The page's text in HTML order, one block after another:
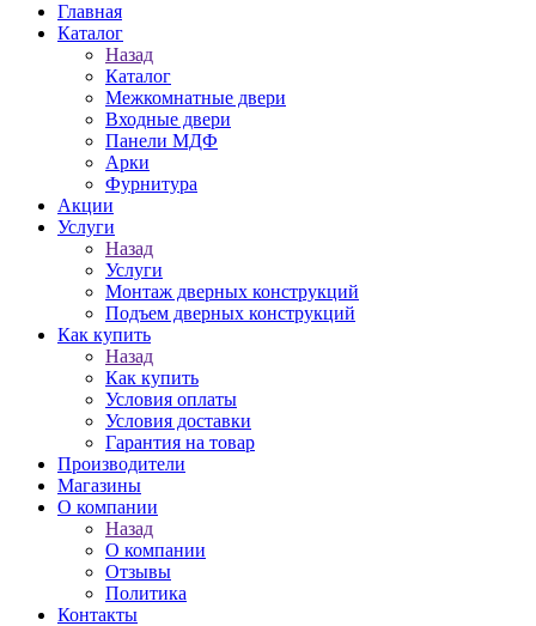
Главная
Каталог
Назад
Каталог
Межкомнатные двери
Входные двери
Панели МДФ
Арки
Фурнитура
Акции
Услуги
Назад
Услуги
Монтаж дверных конструкций
Подъем дверных конструкций
Как купить
Назад
Как купить
Условия оплаты
Условия доставки
Гарантия на товар
Производители
Магазины
О компании
Назад
О компании
Отзывы
Политика
Контакты